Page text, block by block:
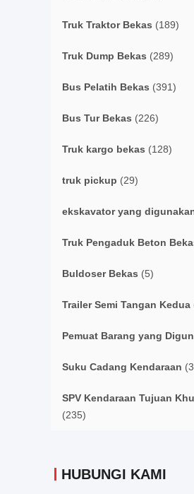
Truk Traktor Bekas (189)
Truk Dump Bekas (289)
Bus Pelatih Bekas (391)
Bus Tur Bekas (226)
Truk kargo bekas (128)
truk pickup (29)
ekskavator yang
Truk Pengaduk Beton
Buldoser Bekas (5)
Trailer Semi Tangan Kedua
Pemuat Barang yang
Suku Cadang Kendaraan
SPV Kendaraan Tujuan
(235)
HUBUNGI KAMI